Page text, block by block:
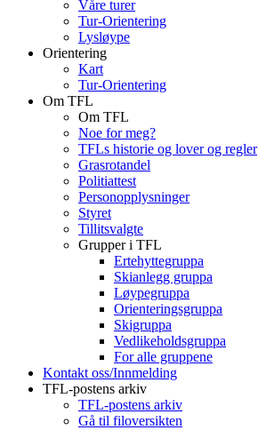
Våre turer
Tur-Orientering
Lysløype
Orientering
Kart
Tur-Orientering
Om TFL
Om TFL
Noe for meg?
TFLs historie og lover og regler
Grasrotandel
Politiattest
Personopplysninger
Styret
Tillitsvalgte
Grupper i TFL
Ertehyttegruppa
Skianlegg gruppa
Løypegruppa
Orienteringsgruppa
Skigruppa
Vedlikeholdsgruppa
For alle gruppene
Kontakt oss/Innmelding
TFL-postens arkiv
TFL-postens arkiv
Gå til filoversikten